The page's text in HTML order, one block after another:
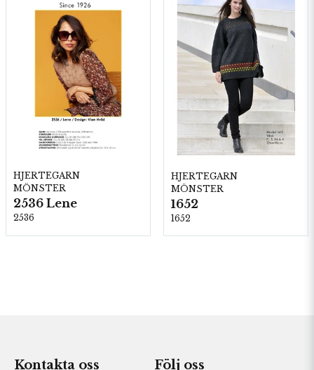
HJERTEGARN
MÖNSTER
2536 Lene
2536
HJERTEGARN
MÖNSTER
1652
1652
Kontakta oss Följ oss